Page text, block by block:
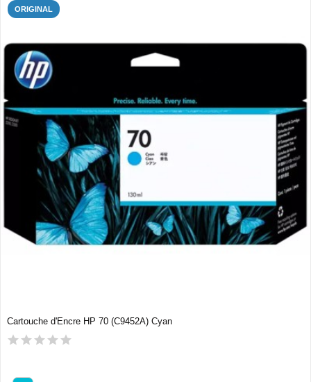
ORIGINAL
Cartouche d'Encre HP 70 (C9452A) Cyan